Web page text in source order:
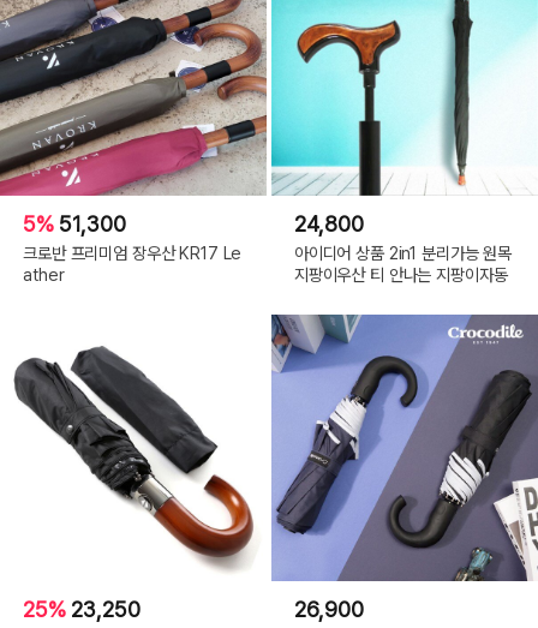
5% 51,300
크로반 프리미엄 장우산 KR17 Le
ather
24,800
아이디어 상품 2in1 분리가능 원목
지팡이우산 티 안나는 지팡이자동
25% 23,250 26,900